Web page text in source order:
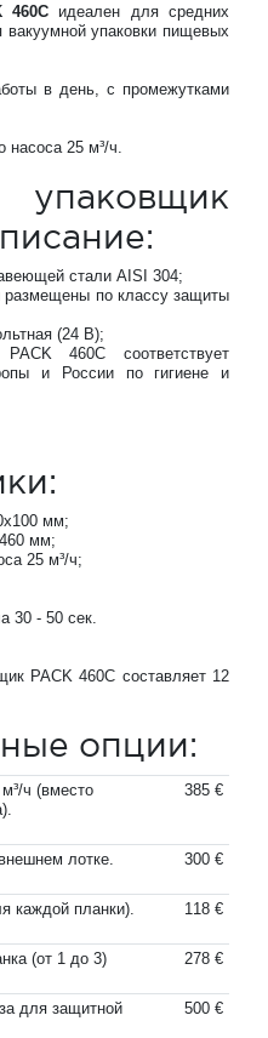
460C идеален для средних
вакуумной упаковки пищевых
в день, с промежутками
насоса 25 м³/ч.
стали AISI 304;
размещены по классу защиты
(24 В);
460C соответствует
и России по гигиене и
мм;
мм;
25 м³/ч;
30 - 50 сек.
PACK 460C составляет 12
опции:
ч (вместо
385 €
лотке. 300 €
каждой планки). 118 €
(от 1 до 3) 278 €
для защитной
500 €